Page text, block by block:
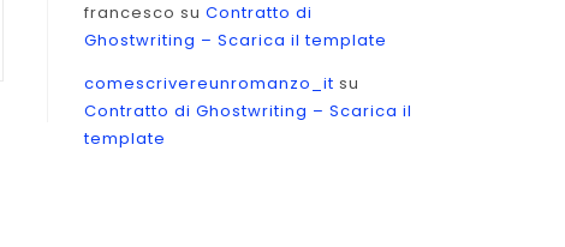
francesco su Contratto di
Ghostwriting – Scarica il template
comescrivereunromanzo_it su
Contratto di Ghostwriting – Scarica il
template